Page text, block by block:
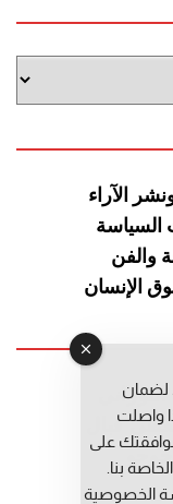
الآراء
السياسة
والفن
الإنسان
قبال
لضمان
واصلت
على
بنا.
الخصوصية